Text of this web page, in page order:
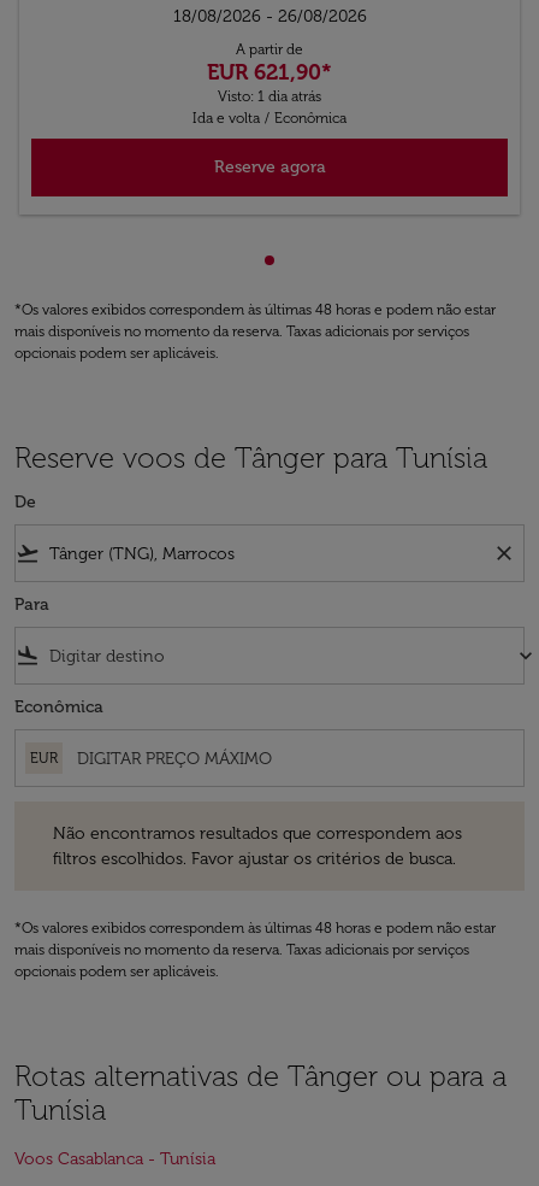
18/08/2026 - 26/08/2026
A partir de
EUR 621,90*
Visto: 1 dia atrás
Ida e volta / Econômica
Reserve agora
Mostrando de cmp-
*Os valores exibidos correspondem às últimas 48 horas e podem não estar
mais disponíveis no momento da reserva. Taxas adicionais por serviços
opcionais podem ser aplicáveis.
Reserve voos de Tânger para Tunísia
De
flight_takeoff close
Para
flight_land keyboard_arrow_down
Econômica
EUR
Não encontramos resultados que correspondem aos
filtros escolhidos. Favor ajustar os critérios de busca.
*Os valores exibidos correspondem às últimas 48 horas e podem não estar
mais disponíveis no momento da reserva. Taxas adicionais por serviços
opcionais podem ser aplicáveis.
Rotas alternativas de Tânger ou para a
Tunísia
Voos Casablanca - Tunísia